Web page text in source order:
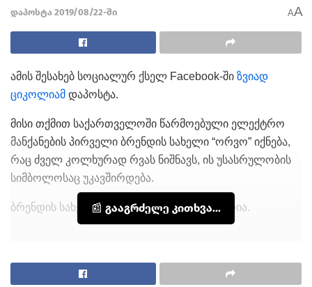
დაპოსტა 2019/08/22-ში AA
ამის შესახებ სოციალურ ქსელ Facebook-ში ზვიად
ციკოლიამ დაპოსტა.
მისი თქმით საქართველოში წარმოებული ელექტრო
მანქანების პირველი ბრენდის სახელი “ორვო” იქნება,
რაც ძველ კოლხურად რვას ნიშნავს, ის უსასრულობის
სიმბოლოსაც უკავშირდება.
ბრენდის სახელის ავტორი გიგა ხატიაშვილია.
📰 გააგრძელე კითხვა...